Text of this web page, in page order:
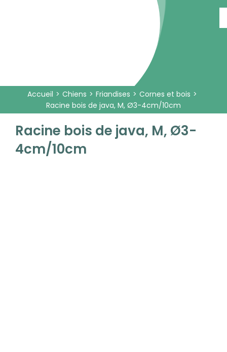
Accueil Chiens Friandises
Cornes et bois
Racine bois de java, M, Ø3-4cm/10cm
Racine bois de java, M, Ø3-
4cm/10cm